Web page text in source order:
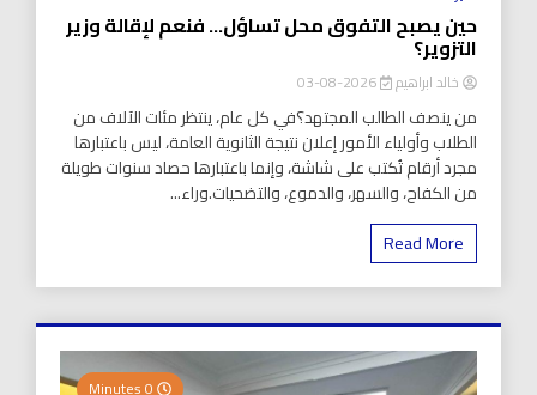
حين يصبح التفوق محل تساؤل… فنعم لإقالة وزير
التزوير؟
خالد ابراهيم 2026-08-03
من ينصف الطالب المجتهد؟في كل عام، ينتظر مئات الآلاف من
الطلاب وأولياء الأمور إعلان نتيجة الثانوية العامة، ليس باعتبارها
مجرد أرقام تُكتب على شاشة، وإنما باعتبارها حصاد سنوات طويلة
من الكفاح، والسهر، والدموع، والتضحيات.وراء...
Read More